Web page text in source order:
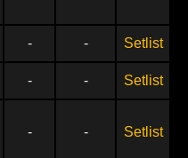
- - Setlist
- - Setlist
- - Setlist